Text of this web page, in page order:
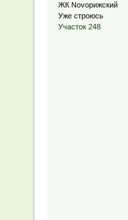
ЖК Novoрижский
Уже строюсь
Участок 248